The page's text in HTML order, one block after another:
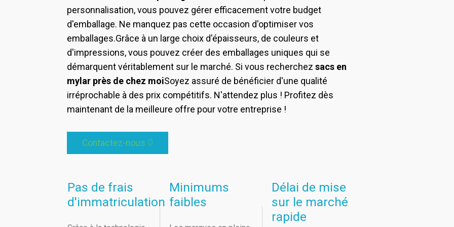
personnalisation, vous pouvez gérer efficacement votre budget
d'emballage. Ne manquez pas cette occasion d'optimiser vos
emballages.Grâce à un large choix d'épaisseurs, de couleurs et
d'impressions, vous pouvez créer des emballages uniques qui se
démarquent véritablement sur le marché. Si vous recherchez sacs en
mylar près de chez moiSoyez assuré de bénéficier d'une qualité
irréprochable à des prix compétitifs. N'attendez plus ! Profitez dès
maintenant de la meilleure offre pour votre entreprise !
Contactez-nous
Pas de frais
d'immatriculation
Minimums
faibles
Délai de mise
sur le marché
rapide